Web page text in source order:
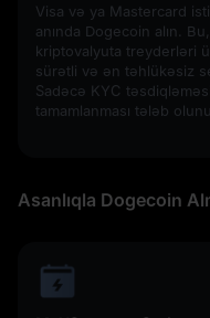
Visa və ya Mastercard
anında Dogecoin alın. Bu,
kriptovalyuta treyderləri
sürətli və ən təhlükəsiz
Sadəcə KYC
tamamlanması tələb
Asanlıqla Dogecoin